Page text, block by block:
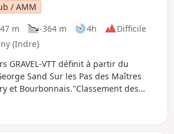
/ AMM
m -364 m 4h
Difficile
(Indre)
GRAVEL-VTT définit à partir du
Sand Sur les Pas des Maîtres
et Bourbonnais."Classement des